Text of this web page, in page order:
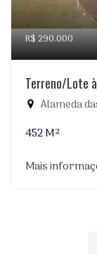
R$ 290.000
Terreno/Lote
Alameda
452 M²
Mais